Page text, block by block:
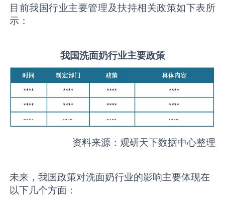
目前我国行业主要管理及扶持相关政策如下表所
示：
我国洗面奶行业主要政策
资料来源：观研天下数据中心整理
未来，我国政策对洗面奶行业的影响主要体现在
以下几个方面：